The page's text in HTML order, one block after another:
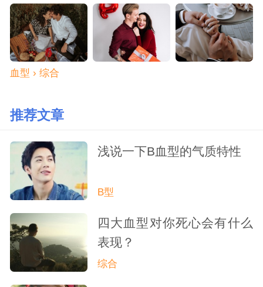
血型 › 综合
推荐文章
浅说一下B血型的气质特性
B型
四大血型对你死心会有什么
表现？
综合